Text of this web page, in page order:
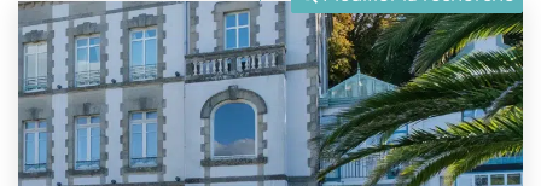
LLI
CIIC (Corse)
Maurice (non-résident)
PTZ
Pays de la Loire
Provence-Alpes-Côte d'Azur
Guadeloupe (971)
Guyane (973)